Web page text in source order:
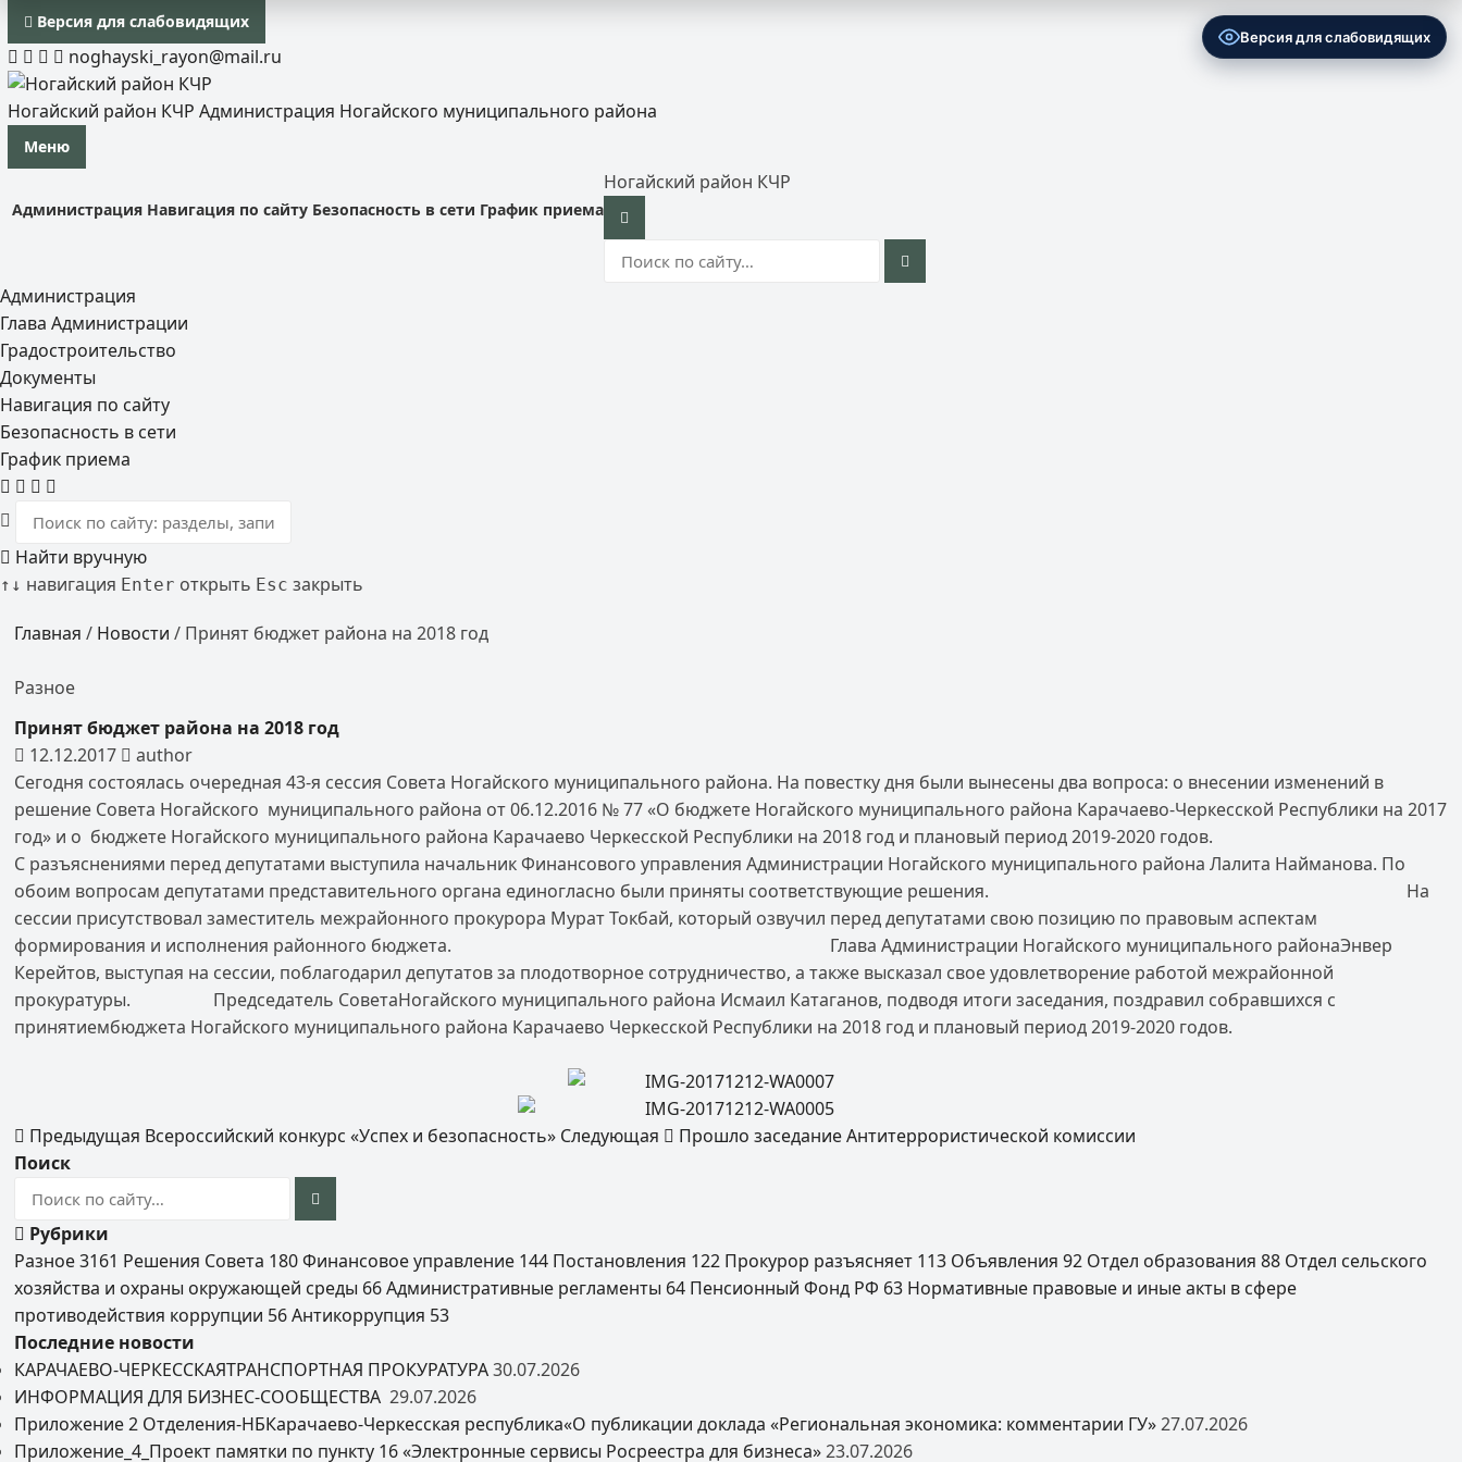
Версия для слабовидящих
noghayski_rayon@mail.ru
Ногайский район КЧР Администрация Ногайского муниципального района
Меню
Администрация Навигация по сайту Безопасность в сети График приема
Ногайский район КЧР
Администрация
Глава Администрации
Градостроительство
Документы
Навигация по сайту
Безопасность в сети
График приема
Найти вручную
↑ ↓ навигация Enter открыть Esc закрыть
Главная / Новости / Принят бюджет района на 2018 год
Разное
Принят бюджет района на 2018 год
12.12.2017
author
Сегодня состоялась очередная 43-я сессия Совета Ногайского муниципального района. На повестку дня были вынесены два вопроса: о внесении изменений в
решение Совета Ногайского муниципального района от 06.12.2016 № 77 «О бюджете Ногайского муниципального района Карачаево-Черкесской Республики на 2017
год» и о бюджете Ногайского муниципального района Карачаево Черкесской Республики на 2018 год и плановый период 2019-2020 годов.
С разъяснениями перед депутатами выступила начальник Финансового управления Администрации Ногайского муниципального района Лалита Найманова. По
обоим вопросам депутатами представительного органа единогласно были приняты соответствующие решения. На
сессии присутствовал заместитель межрайонного прокурора Мурат Токбай, который озвучил перед депутатами свою позицию по правовым аспектам
формирования и исполнения районного бюджета. Глава Администрации Ногайского муниципального районаЭнвер
Керейтов, выступая на сессии, поблагодарил депутатов за плодотворное сотрудничество, а также высказал свое удовлетворение работой межрайонной
прокуратуры. Председатель СоветаНогайского муниципального района Исмаил Катаганов, подводя итоги заседания, поздравил собравшихся с
принятиембюджета Ногайского муниципального района Карачаево Черкесской Республики на 2018 год и плановый период 2019-2020 годов.
Предыдущая Всероссийский конкурс «Успех и безопасность» Следующая
Прошло заседание Антитеррористической комиссии
Поиск
Рубрики
Разное3161 Решения Совета 180Финансовое управление 144 Постановления 122 Прокурор разъясняет 113 Объявления92 Отдел образования88 Отдел сельского
хозяйства и охраны окружающей среды 66Административные регламенты 64 Пенсионный Фонд РФ 63 Нормативные правовые и иные акты в сфере
противодействия коррупции 56Антикоррупция 53
Последние новости
КАРАЧАЕВО-ЧЕРКЕССКАЯТРАНСПОРТНАЯ ПРОКУРАТУРА30.07.2026
ИНФОРМАЦИЯ ДЛЯ БИЗНЕС-СООБЩЕСТВА 29.07.2026
Приложение 2 Отделения-НБКарачаево-Черкесская республика«О публикации доклада «Региональная экономика: комментарии ГУ»27.07.2026
Приложение_4_Проект памятки по пункту 16 «Электронные сервисы Росреестра для бизнеса»23.07.2026
Версия для слабовидящих